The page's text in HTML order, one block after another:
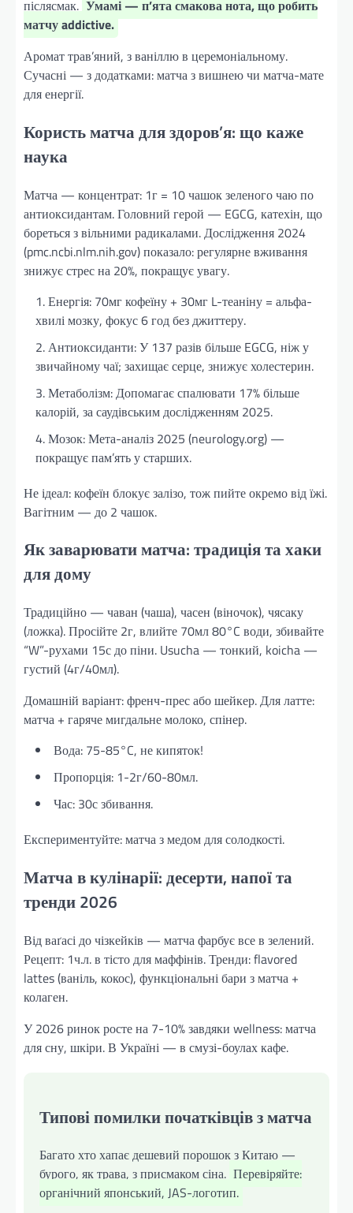
післясмак. Умамі — п’ята смакова нота, що робить
матчу addictive.
Аромат трав’яний, з ваніллю в церемоніальному.
Сучасні — з додатками: матча з вишнею чи матча-мате
для енергії.
Користь матча для здоров’я: що каже
наука
Матча — концентрат: 1г = 10 чашок зеленого чаю по
антиоксидантам. Головний герой — EGCG, катехін, що
бореться з вільними радикалами. Дослідження 2024
(pmc.ncbi.nlm.nih.gov) показало: регулярне вживання
знижує стрес на 20%, покращує увагу.
Енергія: 70мг кофеїну + 30мг L-теаніну = альфа-
хвилі мозку, фокус 6 год без джиттеру.
Антиоксиданти: У 137 разів більше EGCG, ніж у
звичайному чаї; захищає серце, знижує холестерин.
Метаболізм: Допомагає спалювати 17% більше
калорій, за саудівським дослідженням 2025.
Мозок: Мета-аналіз 2025 (neurology.org) —
покращує пам’ять у старших.
Не ідеал: кофеїн блокує залізо, тож пийте окремо від їжі.
Вагітним — до 2 чашок.
Як заварювати матча: традиція та хаки
для дому
Традиційно — чаван (чаша), часен (віночок), чясаку
(ложка). Просійте 2г, влийте 70мл 80°C води, збивайте
“W”-рухами 15с до піни. Usucha — тонкий, koicha —
густий (4г/40мл).
Домашній варіант: френч-прес або шейкер. Для латте:
матча + гаряче мигдальне молоко, спінер.
Вода: 75-85°C, не кипяток!
Пропорція: 1-2г/60-80мл.
Час: 30с збивання.
Експериментуйте: матча з медом для солодкості.
Матча в кулінарії: десерти, напої та
тренди 2026
Від ваґасі до чізкейків — матча фарбує все в зелений.
Рецепт: 1ч.л. в тісто для маффінів. Тренди: flavored
lattes (ваніль, кокос), функціональні бари з матча +
колаген.
У 2026 ринок росте на 7-10% завдяки wellness: матча
для сну, шкіри. В Україні — в смузі-боулах кафе.
Типові помилки початківців з матча
Багато хто хапає дешевий порошок з Китаю —
бурого, як трава, з присмаком сіна. Перевіряйте:
органічний японський, JAS-логотип.